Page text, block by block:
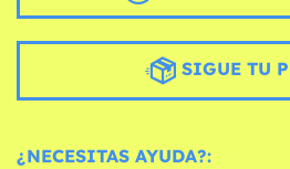
SIGUE TU
¿NECESITAS AYUDA?: